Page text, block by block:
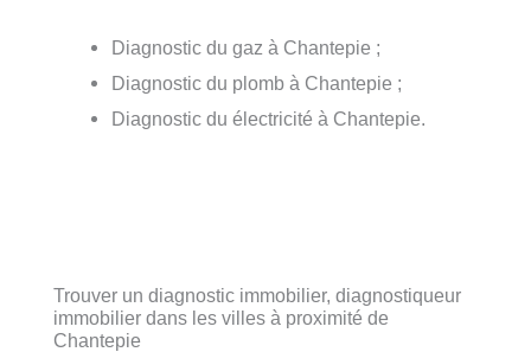
Diagnostic du gaz à Chantepie ;
Diagnostic du plomb à Chantepie ;
Diagnostic du électricité à Chantepie.
Trouver un diagnostic immobilier, diagnostiqueur
immobilier dans les villes à proximité de
Chantepie